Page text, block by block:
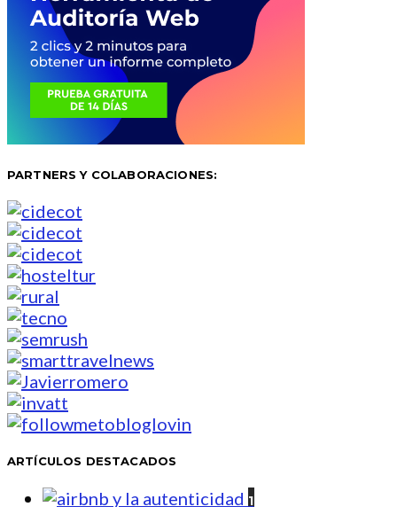
PARTNERS Y COLABORACIONES:
ARTÍCULOS DESTACADOS
1